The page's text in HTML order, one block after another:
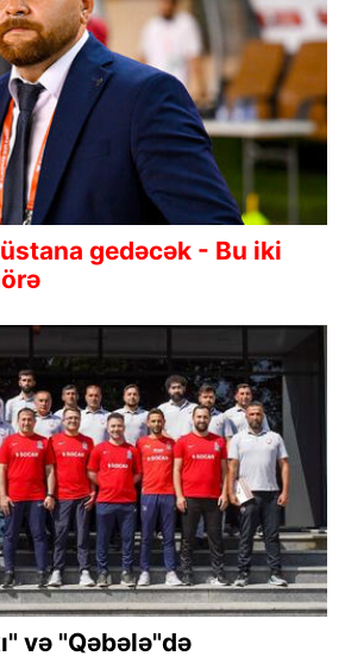
gedəcək - Bu iki
və "Qəbələ"də